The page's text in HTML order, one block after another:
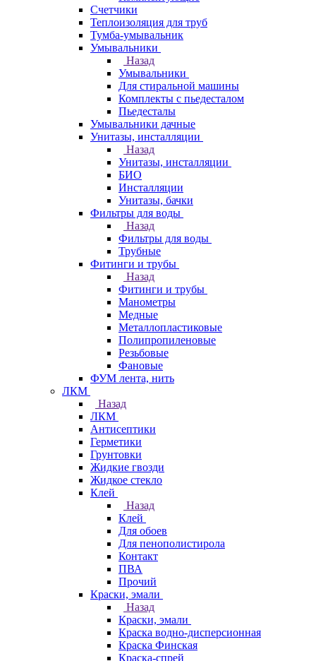
Счетчики
Теплоизоляция для труб
Тумба-умывальник
Умывальники
Назад
Умывальники
Для стиральной машины
Комплекты с пьедесталом
Пьедесталы
Умывальники дачные
Унитазы, инсталляции
Назад
Унитазы, инсталляции
БИО
Инсталляции
Унитазы, бачки
Фильтры для воды
Назад
Фильтры для воды
Трубные
Фитинги и трубы
Назад
Фитинги и трубы
Манометры
Медные
Металлопластиковые
Полипропиленовые
Резьбовые
Фановые
ФУМ лента, нить
ЛКМ
Назад
ЛКМ
Антисептики
Герметики
Грунтовки
Жидкие гвозди
Жидкое стекло
Клей
Назад
Клей
Для обоев
Для пенополистирола
Контакт
ПВА
Прочий
Краски, эмали
Назад
Краски, эмали
Краска водно-дисперсионная
Краска Финская
Краска-спрей